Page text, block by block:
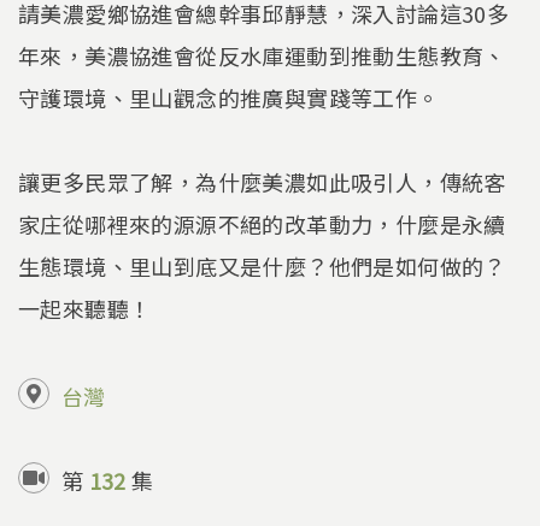
請美濃愛鄉協進會總幹事邱靜慧，深入討論這30多
年來，美濃協進會從反水庫運動到推動生態教育、
守護環境、里山觀念的推廣與實踐等工作。
讓更多民眾了解，為什麼美濃如此吸引人，傳統客
家庄從哪裡來的源源不絕的改革動力，什麼是永續
生態環境、里山到底又是什麼？他們是如何做的？
一起來聽聽！
台灣
第 132集